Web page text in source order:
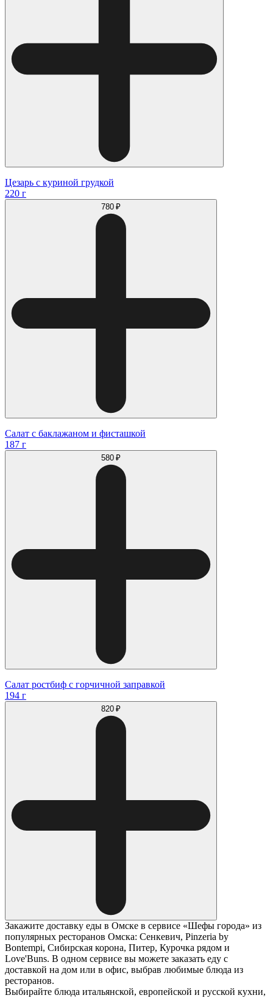
Цезарь с куриной грудкой
220 г
780 ₽
Салат с баклажаном и фисташкой
187 г
580 ₽
Салат ростбиф с горчичной заправкой
194 г
820 ₽
Закажите доставку еды в Омске в сервисе «Шефы города» из
популярных ресторанов Омска: Сенкевич, Pinzeria by
Bontempi, Сибирская корона, Питер, Курочка рядом и
Love'Buns. В одном сервисе вы можете заказать еду с
доставкой на дом или в офис, выбрав любимые блюда из
ресторанов.
Выбирайте блюда итальянской, европейской и русской кухни,